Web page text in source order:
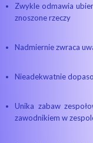
Zwykle odmawia
znoszone rzeczy
Nadmiernie zwraca
Nieadekwatnie
Unika zabaw
zawodnikiem w